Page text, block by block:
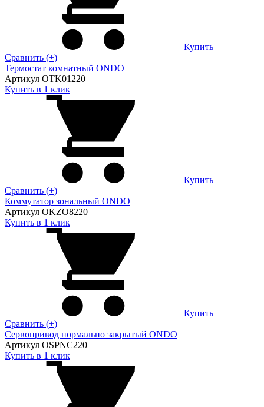
Купить
Сравнить (+)
Термостат комнатный ONDO
Артикул OTK01220
Купить в 1 клик
Купить
Сравнить (+)
Коммутатор зональный ONDO
Артикул OKZO8220
Купить в 1 клик
Купить
Сравнить (+)
Сервопривод нормально закрытый ONDO
Артикул OSPNC220
Купить в 1 клик